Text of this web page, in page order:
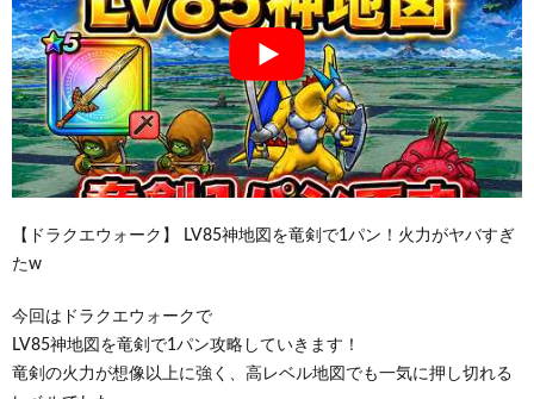
【ドラクエウォーク】 LV85神地図を竜剣で1パン！火力がヤバすぎ
たw
今回はドラクエウォークで
LV85神地図を竜剣で1パン攻略していきます！
竜剣の火力が想像以上に強く、高レベル地図でも一気に押し切れる